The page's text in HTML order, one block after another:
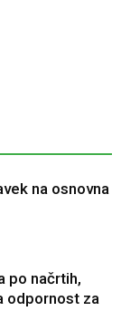
na osnovna
po načrtih,
odpornost za